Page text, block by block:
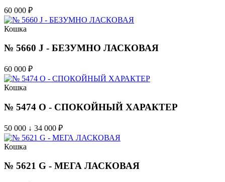
60 000 ₽
Кошка
№ 5660 J - БЕЗУМНО ЛАСКОВАЯ
60 000 ₽
Кошка
№ 5474 O - СПОКОЙНЫЙ ХАРАКТЕР
50 000 ↓ 34 000 ₽
Кошка
№ 5621 G - МЕГА ЛАСКОВАЯ